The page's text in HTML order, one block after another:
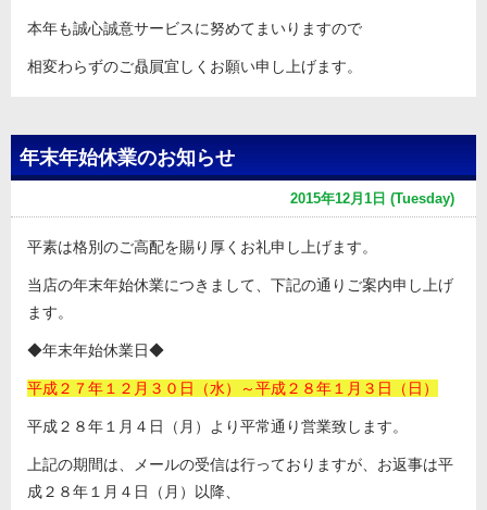
本年も誠心誠意サービスに努めてまいりますので
相変わらずのご贔屓宜しくお願い申し上げます。
年末年始休業のお知らせ
2015年12月1日 (Tuesday)
平素は格別のご高配を賜り厚くお礼申し上げます。
当店の年末年始休業につきまして、下記の通りご案内申し上げ
ます。
◆年末年始休業日◆
平成２７年１２月３０日（水）～平成２８年１月３日（日）
平成２８年１月４日（月）より平常通り営業致します。
上記の期間は、メールの受信は行っておりますが、お返事は平
成２８年１月４日（月）以降、